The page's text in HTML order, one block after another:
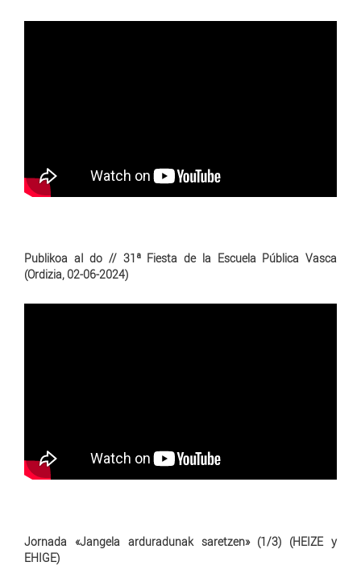
Publikoa aI do // 31ª Fiesta de la Escuela Pública Vasca
(Ordizia, 02-06-2024)
Jornada «Jangela arduradunak saretzen» (1/3) (HEIZE y
EHIGE)